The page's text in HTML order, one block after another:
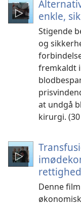
enkle,
Stigende
og
fremkaldt
at undgå
kirurgi.
Denne